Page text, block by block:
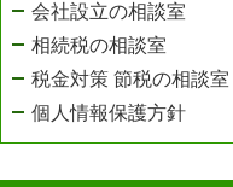
会社設立の相談室
相続税の相談室
税金対策 節税の相談室
個人情報保護方針